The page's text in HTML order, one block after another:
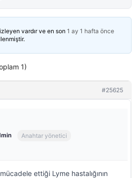
vardır ve en son 1 ay 1 hafta önce
1)
#25625
Anahtar yönetici
ettiği Lyme hastalığının